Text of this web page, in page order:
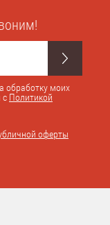
обработку моих
с Политикой
оферты